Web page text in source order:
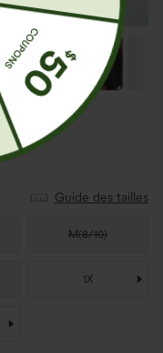
Guide des tailles
M(8/10)
1X